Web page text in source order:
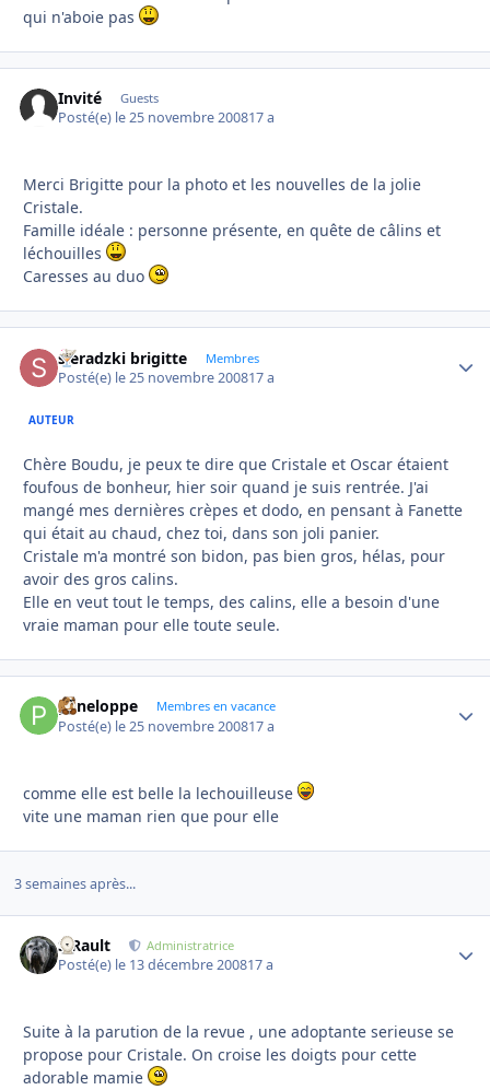
qui n'aboie pas
Invité Guests
Posté(e) le 25 novembre 200817 a
Merci Brigitte pour la photo et les nouvelles de la jolie
Cristale.
Famille idéale : personne présente, en quête de câlins et
léchouilles
Caresses au duo
sieradzki brigitte Membres
Posté(e) le 25 novembre 200817 a
AUTEUR
Chère Boudu, je peux te dire que Cristale et Oscar étaient
foufous de bonheur, hier soir quand je suis rentrée. J'ai
mangé mes dernières crèpes et dodo, en pensant à Fanette
qui était au chaud, chez toi, dans son joli panier.
Cristale m'a montré son bidon, pas bien gros, hélas, pour
avoir des gros calins.
Elle en veut tout le temps, des calins, elle a besoin d'une
vraie maman pour elle toute seule.
peneloppe Membres en vacance
Posté(e) le 25 novembre 200817 a
comme elle est belle la lechouilleuse
vite une maman rien que pour elle
3 semaines après...
S.Rault Administratrice
Posté(e) le 13 décembre 200817 a
Suite à la parution de la revue , une adoptante serieuse se
propose pour Cristale. On croise les doigts pour cette
adorable mamie